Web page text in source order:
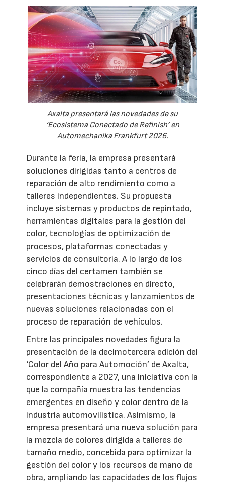
Axalta presentará las novedades de su
‘Ecosistema Conectado de Refinish’ en
Automechanika Frankfurt 2026.
Durante la feria, la empresa presentará
soluciones dirigidas tanto a centros de
reparación de alto rendimiento como a
talleres independientes. Su propuesta
incluye sistemas y productos de repintado,
herramientas digitales para la gestión del
color, tecnologías de optimización de
procesos, plataformas conectadas y
servicios de consultoría. A lo largo de los
cinco días del certamen también se
celebrarán demostraciones en directo,
presentaciones técnicas y lanzamientos de
nuevas soluciones relacionadas con el
proceso de reparación de vehículos.
Entre las principales novedades figura la
presentación de la decimotercera edición del
‘Color del Año para Automoción’ de Axalta,
correspondiente a 2027, una iniciativa con la
que la compañía muestra las tendencias
emergentes en diseño y color dentro de la
industria automovilística. Asimismo, la
empresa presentará una nueva solución para
la mezcla de colores dirigida a talleres de
tamaño medio, concebida para optimizar la
gestión del color y los recursos de mano de
obra, ampliando las capacidades de los flujos